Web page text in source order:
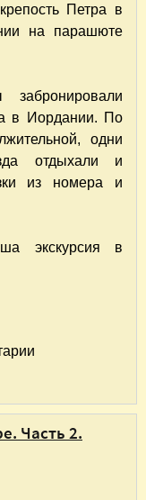
Петра в
на парашюте
в Иордании. По
одни
отдыхали и
из номера и
экскурсия в
Часть 2.